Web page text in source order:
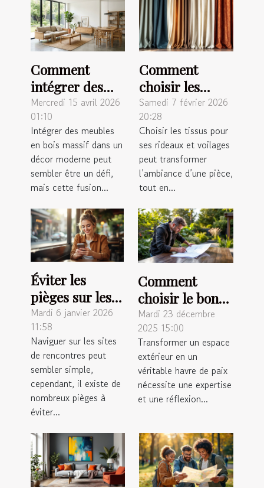
Comment
intégrer des
meubles en
bois massif
dans un décor
moderne ?
Mercredi 15 avril 2026
01:10
Intégrer des meubles
en bois massif dans un
décor moderne peut
sembler être un défi,
mais cette fusion...
Comment
choisir les
meilleurs tissus
pour vos
rideaux et
voilages ?
Samedi 7 février 2026
20:28
Choisir les tissus pour
ses rideaux et voilages
peut transformer
l’ambiance d’une pièce,
tout en...
Éviter les
pièges sur les
sites de
rencontres :
conseils
pratiques
Mardi 6 janvier 2026
11:58
Naviguer sur les sites
de rencontres peut
sembler simple,
cependant, il existe de
nombreux pièges à
éviter...
Comment
choisir le bon
paysagiste pour
métamorphoser
votre espace
extérieur ?
Mardi 23 décembre
2025 15:00
Transformer un espace
extérieur en un
véritable havre de paix
nécessite une expertise
et une réflexion...